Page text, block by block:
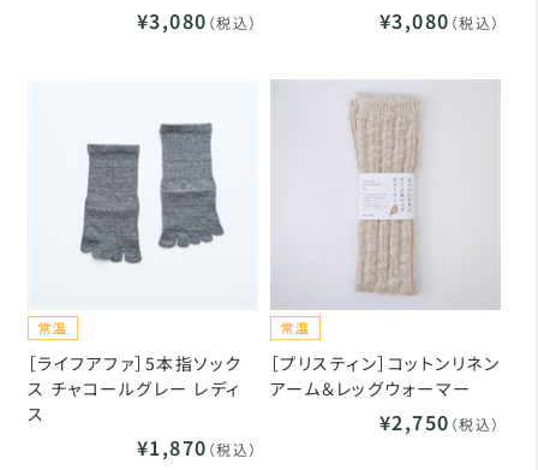
¥3,080 （税込） ¥3,080 （税込）
［ライフアファ］5本指ソック
ス チャコールグレー レディ
ス
¥1,870 （税込）
［プリスティン］コットンリネン
アーム＆レッグウォーマー
¥2,750 （税込）